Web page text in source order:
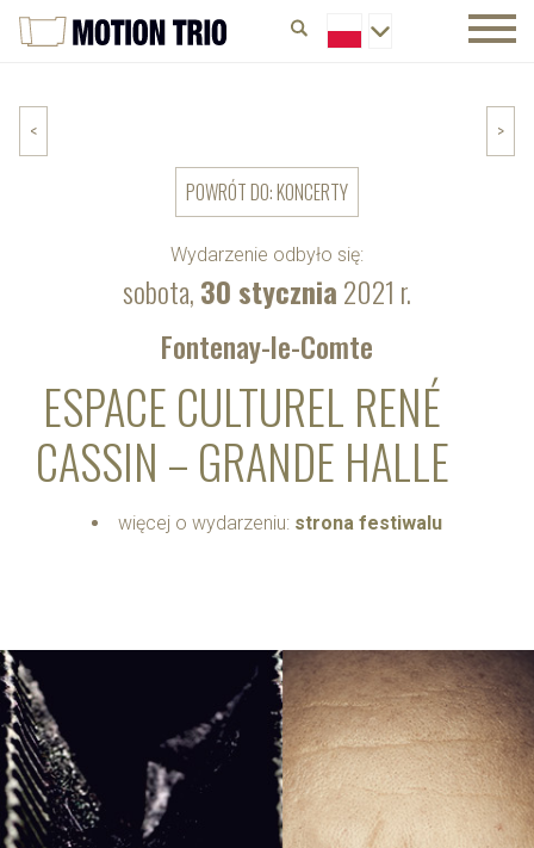
Wydarzenie odbyło się:
sobota,30 stycznia2021 r.
< >
POWRÓT DO: KONCERTY
Fontenay-le-Comte
ESPACE CULTUREL RENÉ
CASSIN – GRANDE HALLE
więcej o wydarzeniu: strona festiwalu